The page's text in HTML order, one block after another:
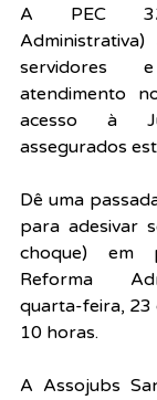
A PEC 32/
servidores
atendimento
acesso à
assegurados
Dê uma
para adesivar
choque) em
Reforma
quarta-feira, 23
10 horas.
A Assojubs